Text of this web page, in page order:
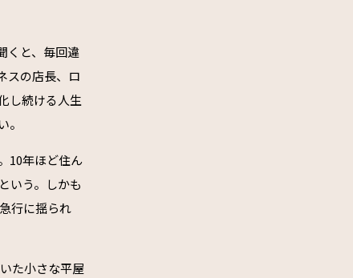
くと、毎回違
スの店長、ロ
し続ける人生
10年ほど住ん
いう。しかも
行に揺られ
た小さな平屋